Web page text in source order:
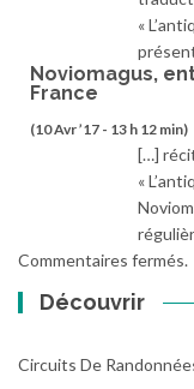
«
Noviomagus,
France
(10 Avr ’17 - 13 h 12 min)
[…]
«
Commentaires fermés.
Découvrir
Circuits De